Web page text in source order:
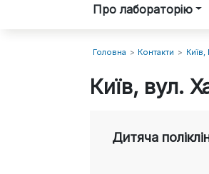
Про лабораторію
Головна Контакти Київ,
Київ, вул.
Дитяча